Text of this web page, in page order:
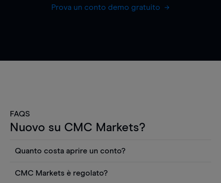
Prova un conto demo gratuito
FAQS
Nuovo su CMC Markets?
Quanto costa aprire un conto?
Puoi anche visualizzare gratuitamente i prezzi e
CMC Markets è regolato?